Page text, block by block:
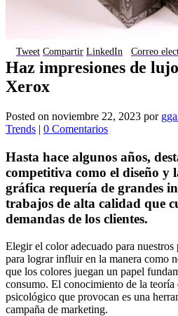
Tweet Compartir LinkedIn Correo
Haz impresiones de
Xerox
Posted on noviembre 22, 2023 por
Trends | 0 Comentarios
Hasta hace algunos años,
competitiva como el diseño y
gráfica requería de grandes
trabajos de alta calidad que
demandas de los clientes.
Elegir el color adecuado para
para lograr influir en la manera como
que los colores juegan un papel
consumo. El conocimiento de la
psicológico que provocan es una
campaña de marketing.